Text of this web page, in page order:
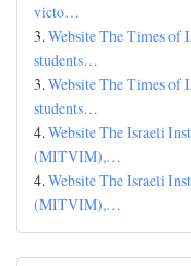
victo…
3.Website The Times of
students…
3.Website The Times of
students…
4.Website The Israeli
(MITVIM),…
4.Website The Israeli
(MITVIM),…